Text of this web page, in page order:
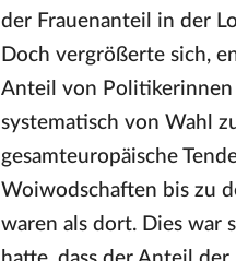
der Frauenanteil in der
Doch vergrößerte sich,
Anteil von
systematisch von Wahl
gesamteuropäische
Woiwodschaften bis zu
waren als dort. Dies war